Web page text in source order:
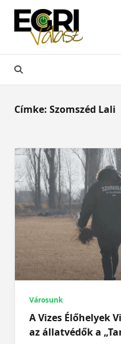
Skip
content
Címke: Szomszéd Lali
Városunk
A Vizes Élőhelyek
az állatvédők a